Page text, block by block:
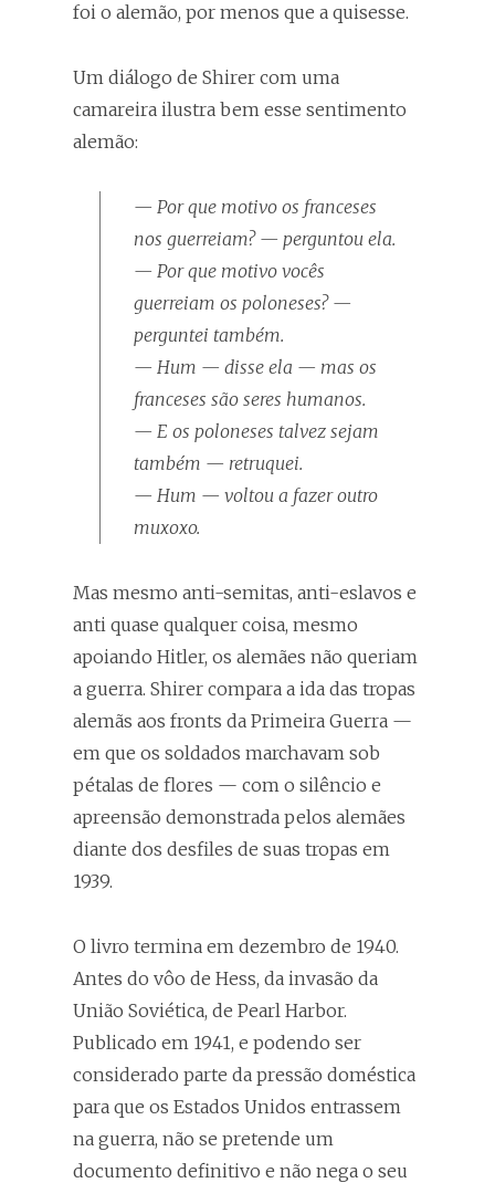
foi o alemão, por menos que a quisesse.
Um diálogo de Shirer com uma
camareira ilustra bem esse sentimento
alemão:
— Por que motivo os franceses
nos guerreiam? — perguntou ela.
— Por que motivo vocês
guerreiam os poloneses? —
perguntei também.
— Hum — disse ela — mas os
franceses são seres humanos.
— E os poloneses talvez sejam
também — retruquei.
— Hum — voltou a fazer outro
muxoxo.
Mas mesmo anti-semitas, anti-eslavos e
anti quase qualquer coisa, mesmo
apoiando Hitler, os alemães não queriam
a guerra. Shirer compara a ida das tropas
alemãs aos fronts da Primeira Guerra —
em que os soldados marchavam sob
pétalas de flores — com o silêncio e
apreensão demonstrada pelos alemães
diante dos desfiles de suas tropas em
1939.
O livro termina em dezembro de 1940.
Antes do vôo de Hess, da invasão da
União Soviética, de Pearl Harbor.
Publicado em 1941, e podendo ser
considerado parte da pressão doméstica
para que os Estados Unidos entrassem
na guerra, não se pretende um
documento definitivo e não nega o seu